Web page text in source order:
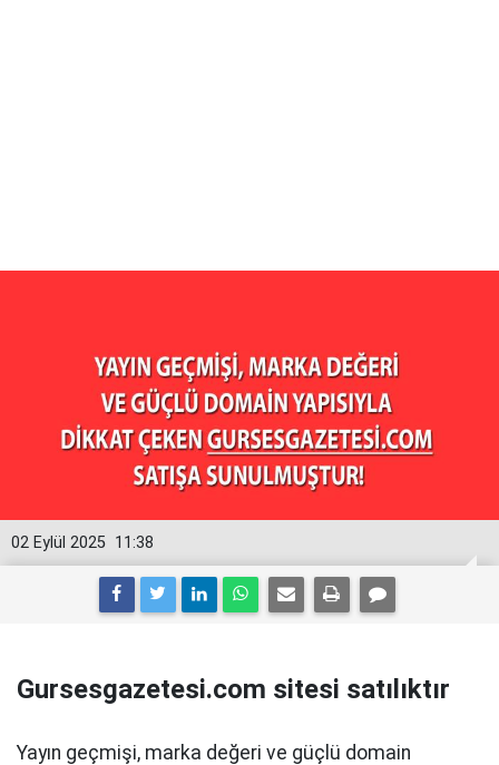
11:38
02 Eylül 2025
Gursesgazetesi.com sitesi satılıktır
Yayın geçmişi, marka değeri ve güçlü domain